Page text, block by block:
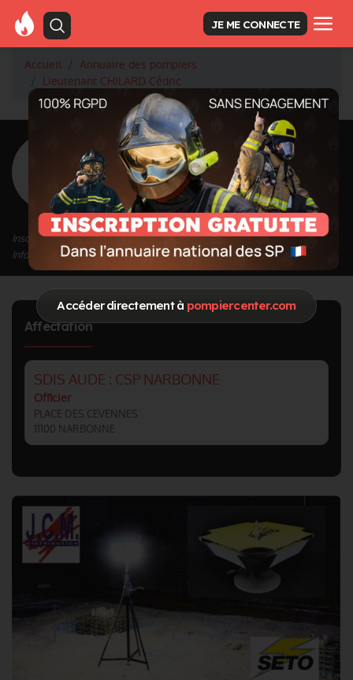
Accéder directement à pompiercenter.com
JE ME CONNECTE
Accueil
Annuaire des pompiers
Lieutenant CHILARD Cédric
<Retour à la liste des pompiers
CHILARD Cédric
Grade : Lieutenant
Inscrit depuis le 24/09/2020 à 16:01
Informations mises à jour le 01/10/2020 à 16:54
Affectation
SDIS AUDE : CSP NARBONNE
Officier
PLACE DES CEVENNES
11100 NARBONNE